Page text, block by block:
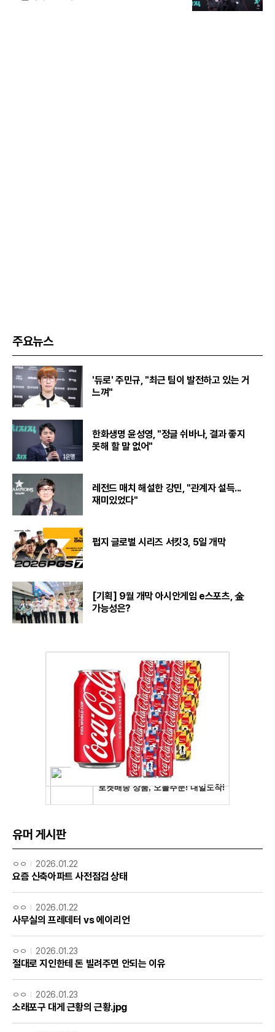
주요뉴스
'듀로' 주민규, "최근 팀이 발전하고 있는 거
느껴"
한화생명 윤성영, "정글 쉬바나, 결과 좋지
못해 할 말 없어"
레전드 매치 해설한 강민, "관계자 설득...
재미있었다"
펍지 글로벌 시리즈 서킷3, 5일 개막
[기획] 9월 개막 아시안게임 e스포츠, 金
가능성은?
유머 게시판
ㅇㅇ 2026.01.22
요즘 신축아파트 사전점검 상태
ㅇㅇ 2026.01.22
사무실의 프레데터 vs 에이리언
ㅇㅇ 2026.01.23
절대로 지인한테 돈 빌려주면 안되는 이유
ㅇㅇ 2026.01.23
소래포구 대게 근황의 근황.jpg